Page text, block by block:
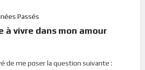
Passés
à vivre dans mon amour
de me poser la question suivante :